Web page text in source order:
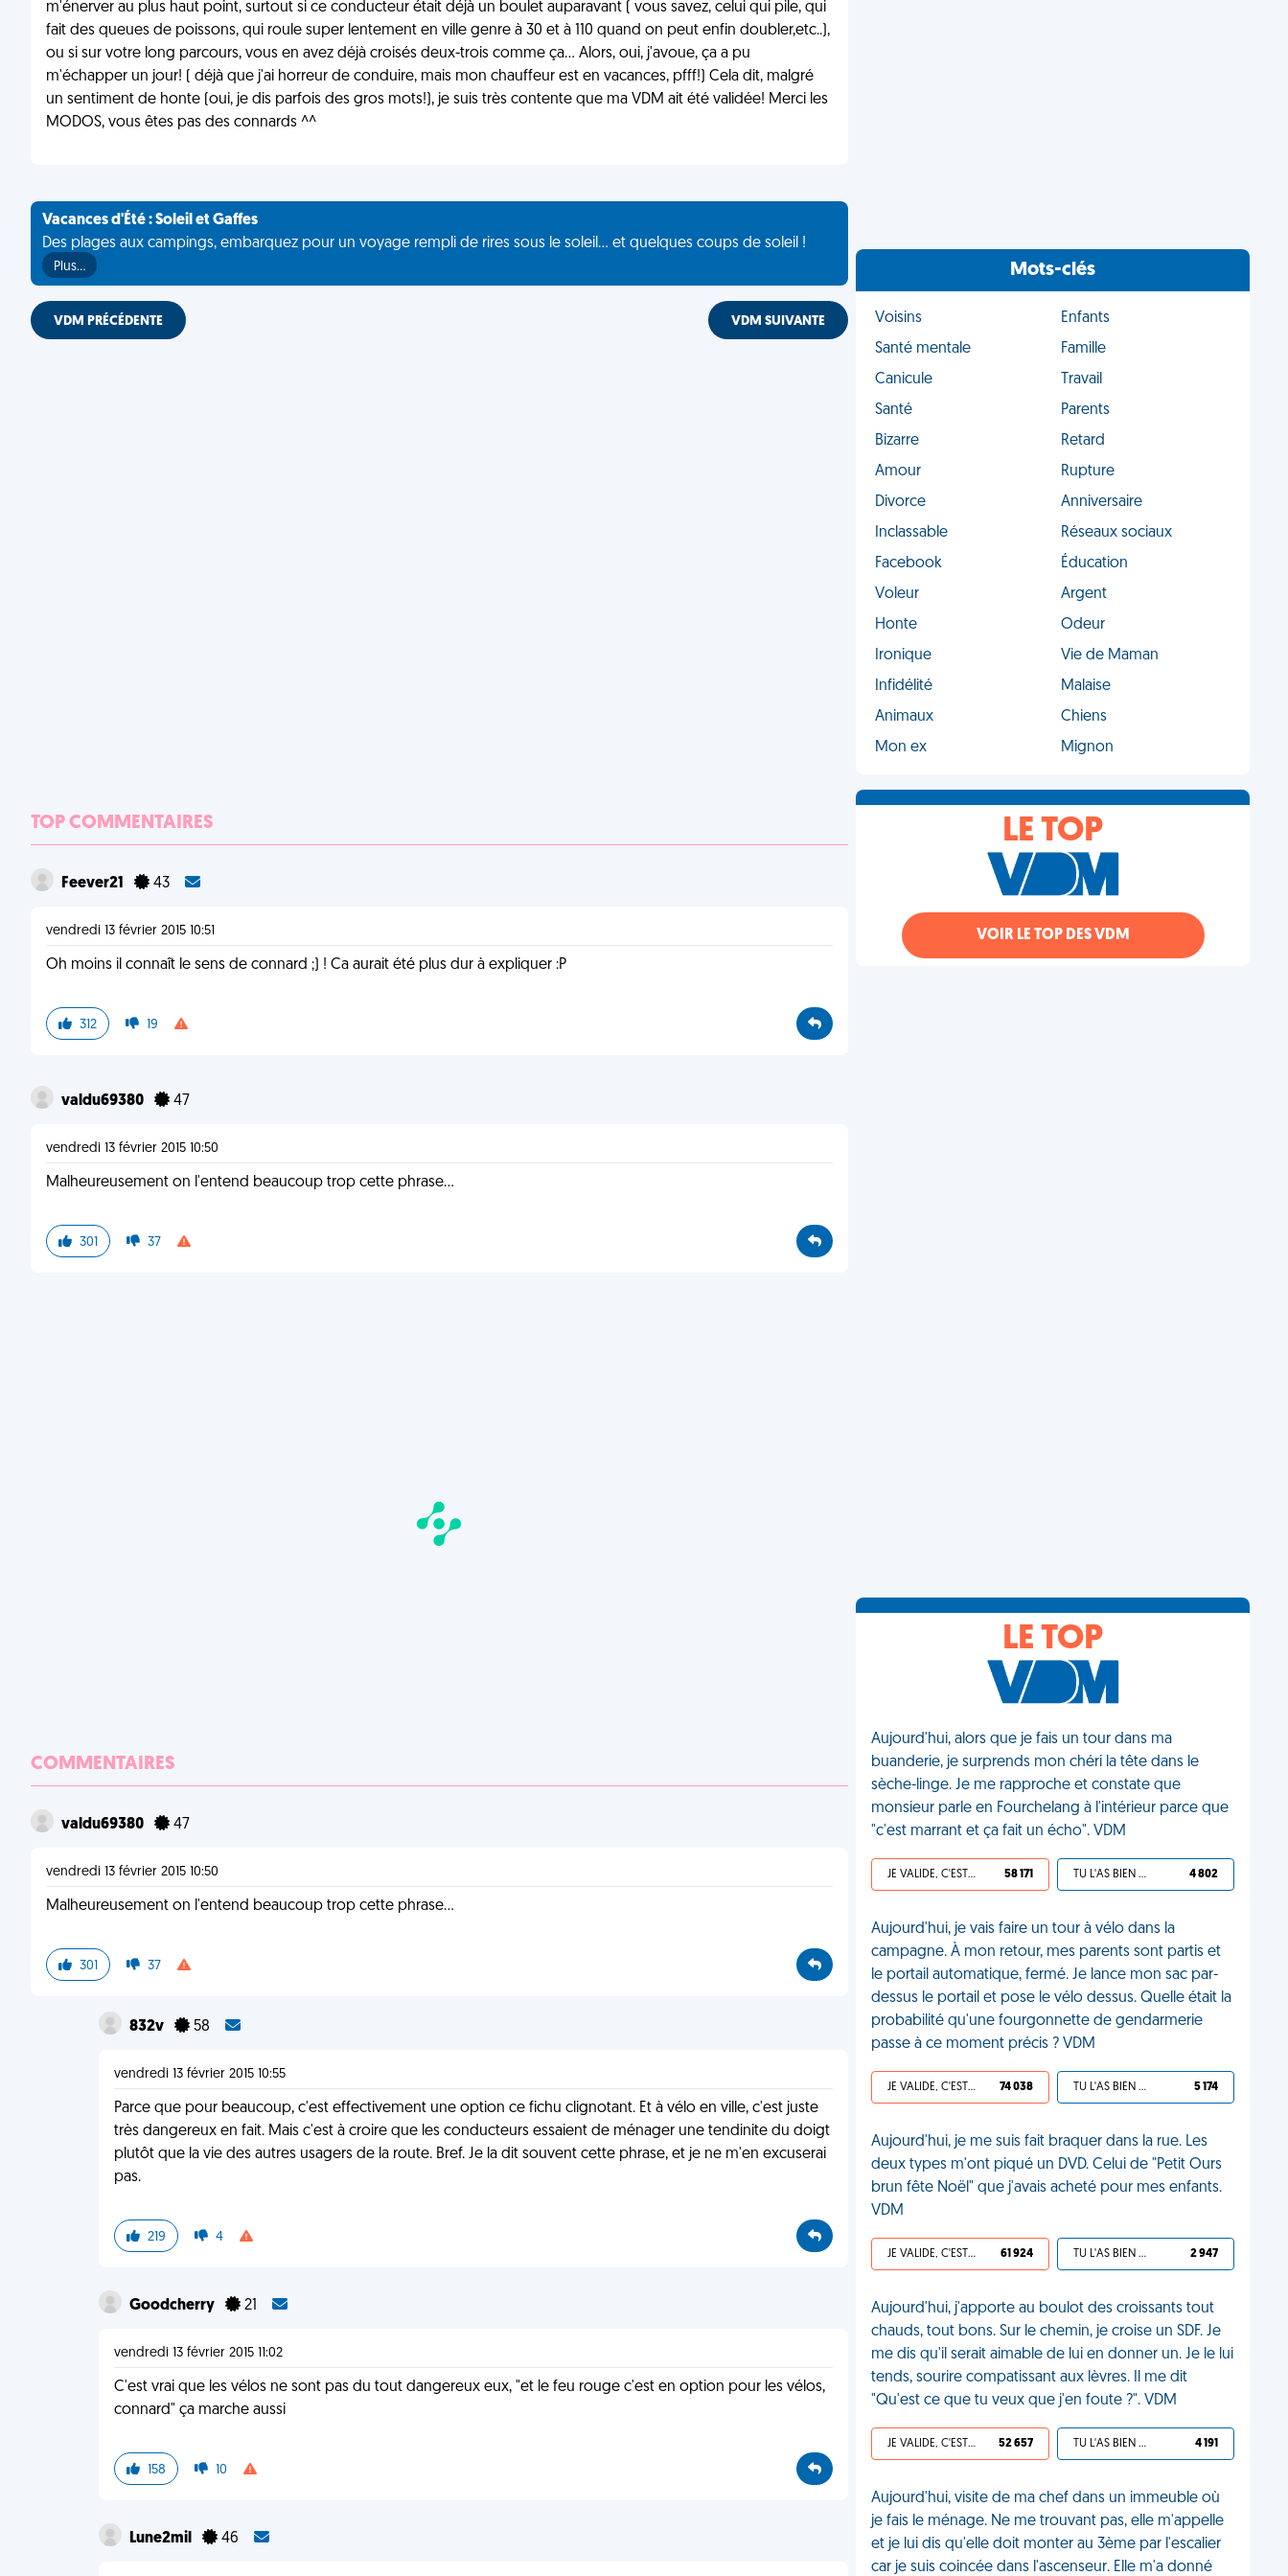
m'énerver au plus haut point, surtout si ce conducteur était déjà un boulet auparavant ( vous savez, celui qui pile, qui
fait des queues de poissons, qui roule super lentement en ville genre à 30 et à 110 quand on peut enfin doubler,etc..),
ou si sur votre long parcours, vous en avez déjà croisés deux-trois comme ça... Alors, oui, j'avoue, ça a pu
m'échapper un jour! ( déjà que j'ai horreur de conduire, mais mon chauffeur est en vacances, pfff!) Cela dit, malgré
un sentiment de honte (oui, je dis parfois des gros mots!), je suis très contente que ma VDM ait été validée! Merci les
MODOS, vous êtes pas des connards ^^
Vacances d'Été : Soleil et Gaffes
Des plages aux campings, embarquez pour un voyage rempli de rires sous le soleil... et quelques coups de soleil !
Plus…
VDM PRÉCÉDENTE VDM SUIVANTE
TOP COMMENTAIRES
Feever21 43
vendredi 13 février 2015 10:51
Oh moins il connaît le sens de connard ;) ! Ca aurait été plus dur à expliquer :P
312 19
valdu69380 47
vendredi 13 février 2015 10:50
Malheureusement on l'entend beaucoup trop cette phrase...
301 37
COMMENTAIRES
valdu69380 47
vendredi 13 février 2015 10:50
Malheureusement on l'entend beaucoup trop cette phrase...
301 37
832v 58
vendredi 13 février 2015 10:55
Parce que pour beaucoup, c'est effectivement une option ce fichu clignotant. Et à vélo en ville, c'est juste
très dangereux en fait. Mais c'est à croire que les conducteurs essaient de ménager une tendinite du doigt
plutôt que la vie des autres usagers de la route. Bref. Je la dit souvent cette phrase, et je ne m'en excuserai
pas.
219 4
Goodcherry 21
vendredi 13 février 2015 11:02
C'est vrai que les vélos ne sont pas du tout dangereux eux, "et le feu rouge c'est en option pour les vélos,
connard" ça marche aussi
158 10
Lune2mil 46
Mots-clés
Voisins
Enfants
Santé mentale
Famille
Canicule
Travail
Santé
Parents
Bizarre
Retard
Amour
Rupture
Divorce
Anniversaire
Inclassable
Réseaux sociaux
Facebook
Éducation
Voleur
Argent
Honte
Odeur
Ironique
Vie de Maman
Infidélité
Malaise
Animaux
Chiens
Mon ex
Mignon
LE TOP
VOIR LE TOP DES VDM
LE TOP
Aujourd'hui, alors que je fais un tour dans ma
buanderie, je surprends mon chéri la tête dans le
sèche-linge. Je me rapproche et constate que
monsieur parle en Fourchelang à l'intérieur parce que
"c'est marrant et ça fait un écho". VDM
JE VALIDE, C'EST UNE VDM 58 171 TU L'AS BIEN MÉRITÉ 4 802
Aujourd'hui, je vais faire un tour à vélo dans la
campagne. À mon retour, mes parents sont partis et
le portail automatique, fermé. Je lance mon sac par-
dessus le portail et pose le vélo dessus. Quelle était la
probabilité qu'une fourgonnette de gendarmerie
passe à ce moment précis ? VDM
JE VALIDE, C'EST UNE VDM 74 038 TU L'AS BIEN MÉRITÉ 5 174
Aujourd'hui, je me suis fait braquer dans la rue. Les
deux types m'ont piqué un DVD. Celui de "Petit Ours
brun fête Noël" que j'avais acheté pour mes enfants.
VDM
JE VALIDE, C'EST UNE VDM 61 924 TU L'AS BIEN MÉRITÉ 2 947
Aujourd'hui, j'apporte au boulot des croissants tout
chauds, tout bons. Sur le chemin, je croise un SDF. Je
me dis qu'il serait aimable de lui en donner un. Je le lui
tends, sourire compatissant aux lèvres. Il me dit
"Qu'est ce que tu veux que j'en foute ?". VDM
JE VALIDE, C'EST UNE VDM 52 657 TU L'AS BIEN MÉRITÉ 4 191
Aujourd'hui, visite de ma chef dans un immeuble où
je fais le ménage. Ne me trouvant pas, elle m'appelle
et je lui dis qu'elle doit monter au 3ème par l'escalier
car je suis coincée dans l'ascenseur. Elle m'a donné